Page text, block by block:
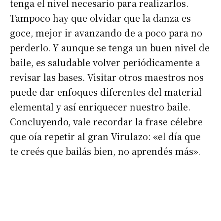
Suscribirme gratis
Dirección de correo electrónico*
tenga el nivel necesario para realizarlos.
Tampoco hay que olvidar que la danza es
goce, mejor ir avanzando de a poco para no
perderlo. Y aunque se tenga un buen nivel de
baile, es saludable volver periódicamente a
revisar las bases. Visitar otros maestros nos
puede dar enfoques diferentes del material
elemental y así enriquecer nuestro baile.
Concluyendo, vale recordar la frase célebre
que oía repetir al gran Virulazo: «el día que
te creés que bailás bien, no aprendés más».